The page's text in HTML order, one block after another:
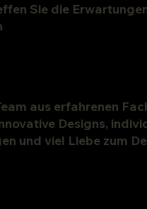
Sie die
aus erfahrenen
Designs,
und viel Liebe zum